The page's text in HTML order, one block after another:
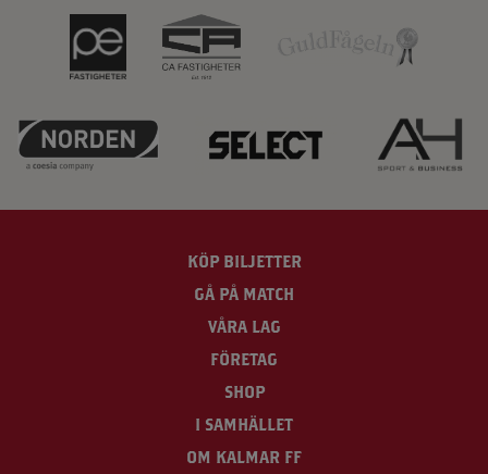
KÖP BILJETTER
GÅ PÅ MATCH
VÅRA LAG
FÖRETAG
SHOP
I SAMHÄLLET
OM KALMAR FF